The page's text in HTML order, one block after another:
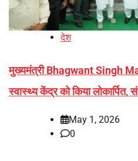
देश
मुख्यमंत्री Bhagwant Singh
स्वास्थ्य केंद्र को किया लोकार्पित,
May 1, 2026
0